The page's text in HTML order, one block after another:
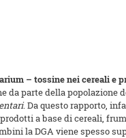
– tossine nei cereali e
da parte della popolazione
. Da questo rapporto,
a base di cereali,
la DGA viene spesso